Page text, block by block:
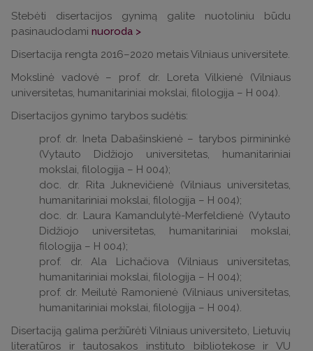
Stebėti disertacijos gynimą galite nuotoliniu būdu
pasinaudodami nuoroda >
Disertacija rengta 2016–2020 metais Vilniaus universitete.
Mokslinė vadovė – prof. dr. Loreta Vilkienė (Vilniaus
universitetas, humanitariniai mokslai, filologija – H 004).
Disertacijos gynimo tarybos sudėtis:
prof. dr. Ineta Dabašinskienė – tarybos pirmininkė
(Vytauto Didžiojo universitetas, humanitariniai
mokslai, filologija – H 004);
doc. dr. Rita Juknevičienė (Vilniaus universitetas,
humanitariniai mokslai, filologija – H 004);
doc. dr. Laura Kamandulytė-Merfeldienė (Vytauto
Didžiojo universitetas, humanitariniai mokslai,
filologija – H 004);
prof. dr. Ala Lichačiova (Vilniaus universitetas,
humanitariniai mokslai, filologija – H 004);
prof. dr. Meilutė Ramonienė (Vilniaus universitetas,
humanitariniai mokslai, filologija – H 004).
Disertaciją galima peržiūrėti Vilniaus universiteto, Lietuvių
literatūros ir tautosakos instituto bibliotekose ir VU